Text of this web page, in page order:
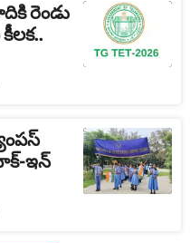
రెండు
ఇన్